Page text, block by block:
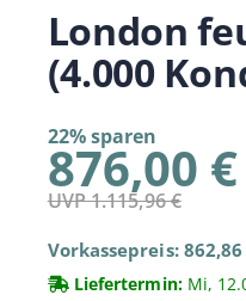
London
(4.000
22% sparen
876,00 €
UVP 1.115,96 €
Vorkassepreis: 862,86
Liefertermin:Mi,